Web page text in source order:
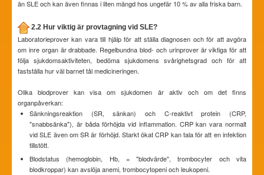
än SLE och kan även finnas i liten mängd hos ungefär 10 % av alla friska barn.
2.2 Hur viktig är provtagning vid SLE?
Laboratorieprover kan vara till hjälp för att ställa diagnosen och för att avgöra
om inre organ är drabbade. Regelbundna blod- och urinprover är viktiga för att
följa sjukdomsaktiviteten, bedöma sjukdomens svårighetsgrad och för att
fastställa hur väl barnet tål medicineringen.
Olika blodprover kan visa om sjukdomen är aktiv och om det finns
organpåverkan:
Sänkningsreaktion (SR, sänkan) och C-reaktivt protein (CRP,
"snabbsänka"), är båda förhöjda vid inflammation. CRP kan vara normalt
vid SLE även om SR är förhöjd. Starkt ökat CRP kan tala för att en infektion
tillstött.
Blodstatus (hemoglobin, Hb, = "blodvärde", trombocyter och vita
blodkroppar) kan avslöja anemi, trombocytopeni och leukopeni.